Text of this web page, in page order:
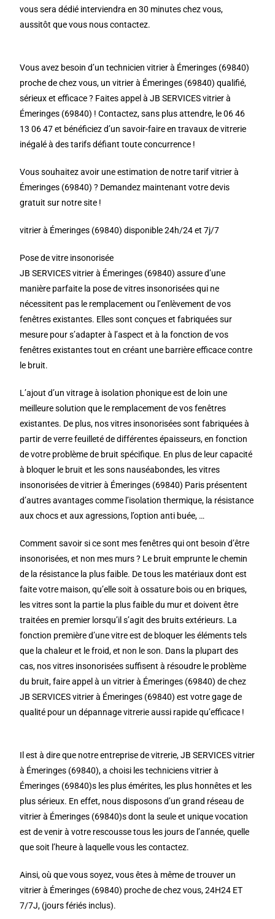
vous sera dédié interviendra en 30 minutes chez vous,
aussitôt que vous nous contactez.
Vous avez besoin d’un technicien vitrier à Émeringes (69840)
proche de chez vous, un vitrier à Émeringes (69840) qualifié,
sérieux et efficace ? Faites appel à JB SERVICES vitrier à
Émeringes (69840) ! Contactez, sans plus attendre, le 06 46
13 06 47 et bénéficiez d’un savoir-faire en travaux de vitrerie
inégalé à des tarifs défiant toute concurrence !
Vous souhaitez avoir une estimation de notre tarif vitrier à
Émeringes (69840) ? Demandez maintenant votre devis
gratuit sur notre site !
vitrier à Émeringes (69840) disponible 24h/24 et 7j/7
Pose de vitre insonorisée
JB SERVICES vitrier à Émeringes (69840) assure d’une
manière parfaite la pose de vitres insonorisées qui ne
nécessitent pas le remplacement ou l’enlèvement de vos
fenêtres existantes. Elles sont conçues et fabriquées sur
mesure pour s’adapter à l’aspect et à la fonction de vos
fenêtres existantes tout en créant une barrière efficace contre
le bruit.
L’ajout d’un vitrage à isolation phonique est de loin une
meilleure solution que le remplacement de vos fenêtres
existantes. De plus, nos vitres insonorisées sont fabriquées à
partir de verre feuilleté de différentes épaisseurs, en fonction
de votre problème de bruit spécifique. En plus de leur capacité
à bloquer le bruit et les sons nauséabondes, les vitres
insonorisées de vitrier à Émeringes (69840) Paris présentent
d’autres avantages comme l’isolation thermique, la résistance
aux chocs et aux agressions, l’option anti buée, …
Comment savoir si ce sont mes fenêtres qui ont besoin d’être
insonorisées, et non mes murs ? Le bruit emprunte le chemin
de la résistance la plus faible. De tous les matériaux dont est
faite votre maison, qu’elle soit à ossature bois ou en briques,
les vitres sont la partie la plus faible du mur et doivent être
traitées en premier lorsqu’il s’agit des bruits extérieurs. La
fonction première d’une vitre est de bloquer les éléments tels
que la chaleur et le froid, et non le son. Dans la plupart des
cas, nos vitres insonorisées suffisent à résoudre le problème
du bruit, faire appel à un vitrier à Émeringes (69840) de chez
JB SERVICES vitrier à Émeringes (69840) est votre gage de
qualité pour un dépannage vitrerie aussi rapide qu’efficace !
Il est à dire que notre entreprise de vitrerie, JB SERVICES vitrier
à Émeringes (69840), a choisi les techniciens vitrier à
Émeringes (69840)s les plus émérites, les plus honnêtes et les
plus sérieux. En effet, nous disposons d’un grand réseau de
vitrier à Émeringes (69840)s dont la seule et unique vocation
est de venir à votre rescousse tous les jours de l’année, quelle
que soit l’heure à laquelle vous les contactez.
Ainsi, où que vous soyez, vous êtes à même de trouver un
vitrier à Émeringes (69840) proche de chez vous, 24H24 ET
7/7J, (jours fériés inclus).